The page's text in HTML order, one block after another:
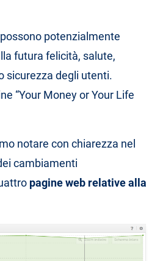
potenzialmente
futura felicità, salute,
sicurezza degli utenti.
“Your Money or Your Life
notare con chiarezza nel
cambiamenti
pagine web relative alla